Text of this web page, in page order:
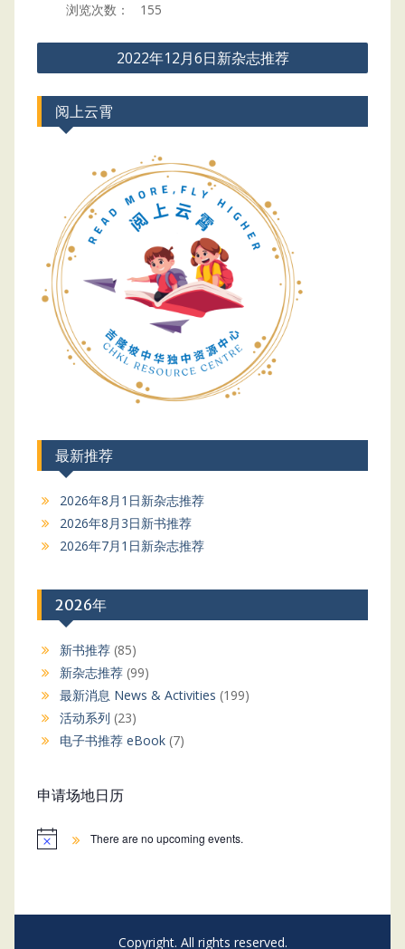
浏览次数： 155
Post
navigation
2022年12月6日新杂志推荐
阅上云霄
最新推荐
2026年8月1日新杂志推荐
2026年8月3日新书推荐
2026年7月1日新杂志推荐
2026年
新书推荐(85)
新杂志推荐(99)
最新消息 News & Activities (199)
活动系列 (23)
电子书推荐 eBook(7)
申请场地日历
There are no upcoming events.
Copyright. All rights reserved.